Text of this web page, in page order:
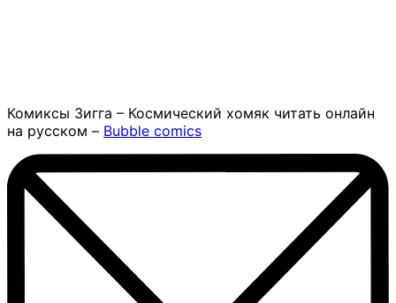
Комиксы Зигга – Космический хомяк читать онлайн
на русском – Bubble comics